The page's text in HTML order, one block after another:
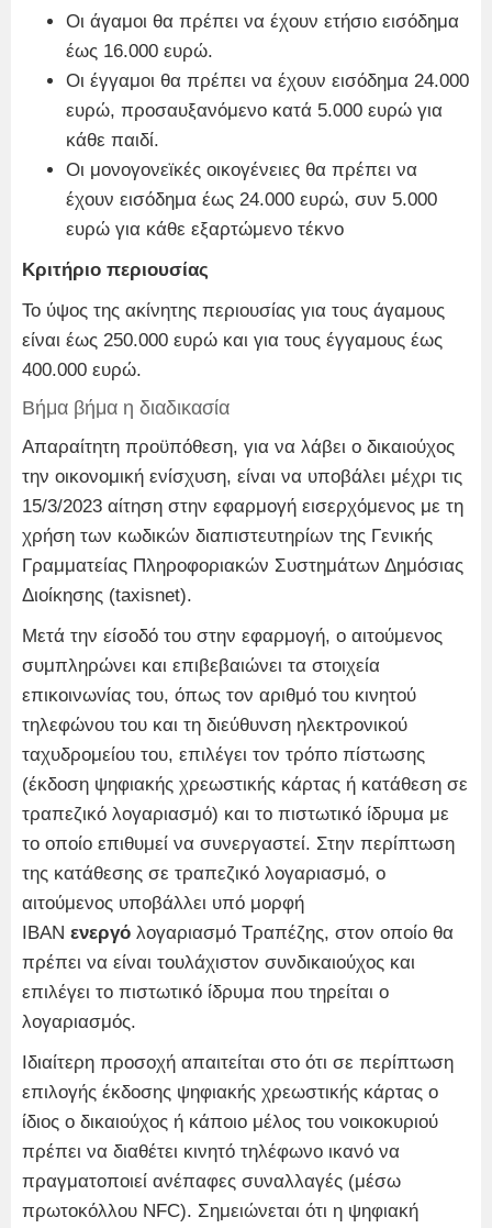
Οι άγαμοι θα πρέπει να έχουν ετήσιο εισόδημα
έως 16.000 ευρώ.
Οι έγγαμοι θα πρέπει να έχουν εισόδημα 24.000
ευρώ, προσαυξανόμενο κατά 5.000 ευρώ για
κάθε παιδί.
Οι μονογονεϊκές οικογένειες θα πρέπει να
έχουν εισόδημα έως 24.000 ευρώ, συν 5.000
ευρώ για κάθε εξαρτώμενο τέκνο
Κριτήριο περιουσίας
Το ύψος της ακίνητης περιουσίας για τους άγαμους
είναι έως 250.000 ευρώ και για τους έγγαμους έως
400.000 ευρώ.
Βήμα βήμα η διαδικασία
Απαραίτητη προϋπόθεση, για να λάβει ο δικαιούχος
την οικονομική ενίσχυση, είναι να υποβάλει μέχρι τις
15/3/2023 αίτηση στην εφαρμογή εισερχόμενος με τη
χρήση των κωδικών διαπιστευτηρίων της Γενικής
Γραμματείας Πληροφοριακών Συστημάτων Δημόσιας
Διοίκησης (taxisnet).
Μετά την είσοδό του στην εφαρμογή, ο αιτούμενος
συμπληρώνει και επιβεβαιώνει τα στοιχεία
επικοινωνίας του, όπως τον αριθμό του κινητού
τηλεφώνου του και τη διεύθυνση ηλεκτρονικού
ταχυδρομείου του, επιλέγει τον τρόπο πίστωσης
(έκδοση ψηφιακής χρεωστικής κάρτας ή κατάθεση σε
τραπεζικό λογαριασμό) και το πιστωτικό ίδρυμα με
το οποίο επιθυμεί να συνεργαστεί. Στην περίπτωση
της κατάθεσης σε τραπεζικό λογαριασμό, ο
αιτούμενος υποβάλλει υπό μορφή
IBAN ενεργό λογαριασμό Τραπέζης, στον οποίο θα
πρέπει να είναι τουλάχιστον συνδικαιούχος και
επιλέγει το πιστωτικό ίδρυμα που τηρείται ο
λογαριασμός.
Ιδιαίτερη προσοχή απαιτείται στο ότι σε περίπτωση
επιλογής έκδοσης ψηφιακής χρεωστικής κάρτας ο
ίδιος ο δικαιούχος ή κάποιο μέλος του νοικοκυριού
πρέπει να διαθέτει κινητό τηλέφωνο ικανό να
πραγματοποιεί ανέπαφες συναλλαγές (μέσω
πρωτοκόλλου NFC). Σημειώνεται ότι η ψηφιακή